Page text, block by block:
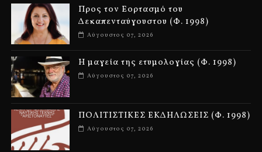
Προς τον Εορτασμό του
Δεκαπενταύγουστου (Φ. 1998)
Αύγουστος 07, 2026
Η μαγεία της ετυμολογίας (Φ. 1998)
Αύγουστος 07, 2026
ΠΟΛΙΤΙΣΤΙΚΕΣ ΕΚΔΗΛΩΣΕΙΣ (Φ. 1998)
Αύγουστος 07, 2026